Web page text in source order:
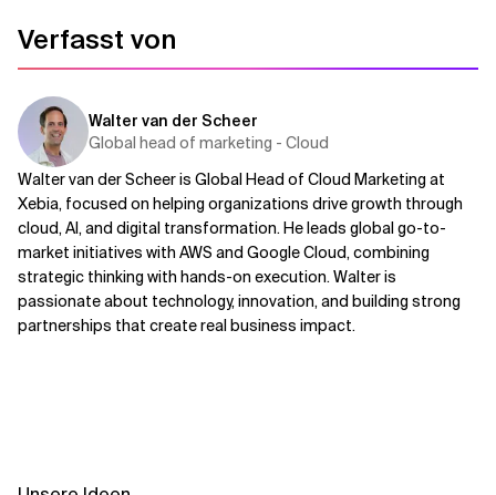
Verfasst von
Walter van der Scheer
Global head of marketing - Cloud
Walter van der Scheer is Global Head of Cloud Marketing at
Xebia, focused on helping organizations drive growth through
cloud, AI, and digital transformation. He leads global go-to-
market initiatives with AWS and Google Cloud, combining
strategic thinking with hands-on execution. Walter is
passionate about technology, innovation, and building strong
partnerships that create real business impact.